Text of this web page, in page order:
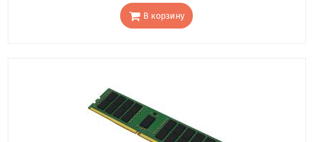
В корзину